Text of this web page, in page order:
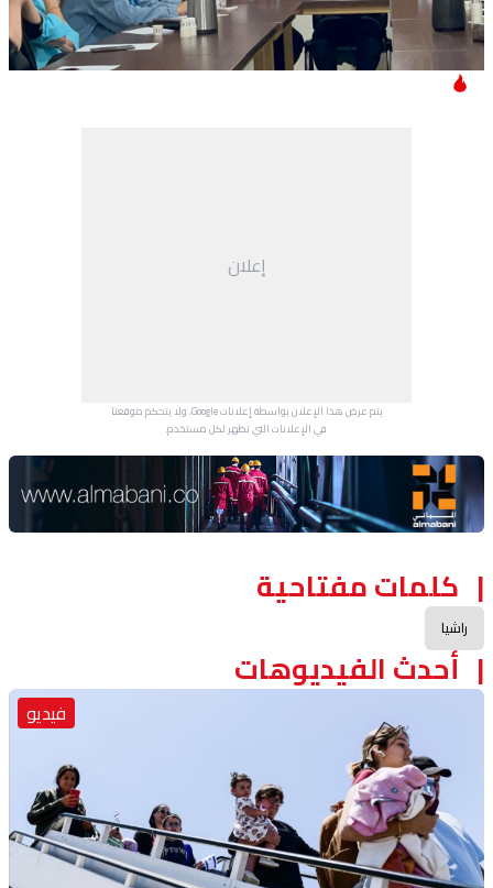
إعلان
يتم عرض هذا الإعلان بواسطة إعلانات Google، ولا يتحكم موقعنا
في الإعلانات التي تظهر لكل مستخدم.
Advertisement Section
كلمات مفتاحية
راشيا
أحدث الفيديوهات
فيديو